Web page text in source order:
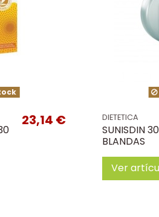
23,14 € DIETETICA
SUNISDIN
BLANDAS
Ver